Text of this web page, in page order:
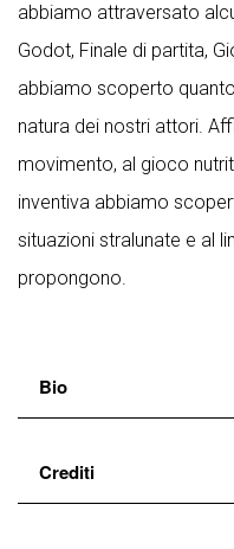
abbiamo attraversato
Godot, Finale di partita,
abbiamo scoperto
natura dei nostri attori.
movimento, al gioco
inventiva abbiamo
situazioni stralunate e al
propongono.
Bio
Nerval Teatro fondato
da Elisa Pol, intreccia
Crediti